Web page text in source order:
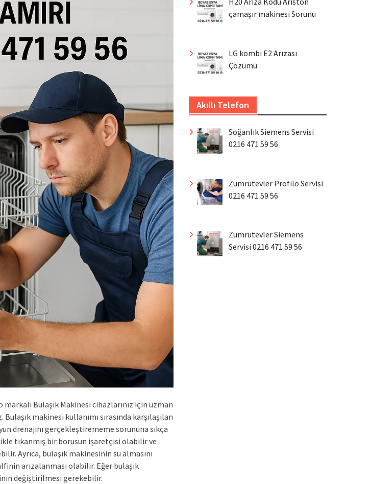
Bulaşık Makinesi cihazlarınız için uzman
makinesi kullanımı sırasında karşılaşılan
drenajını gerçekleştirememe sorununa sıkça
tıkanmış bir borusun işaretçisi olabilir ve
Ayrıca, bulaşık makinesinin su almasını
arızalanması olabilir. Eğer bulaşık
değiştirilmesi gerekebilir.
çamaşır makinesi Sorunu
LG kombi E2 Arızası
Çözümü
Akıllı Telefon
Soğanlık Siemens Servisi
0216 471 59 56
Zümrütevler Profilo Servisi
0216 471 59 56
Zümrütevler Siemens
Servisi 0216 471 59 56